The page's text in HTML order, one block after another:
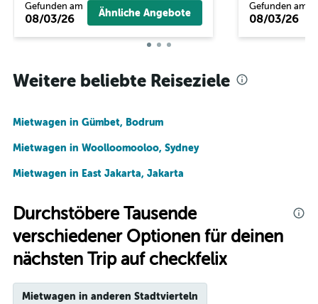
Gefunden am
08/03/26 Ähnliche Angebote
Gefunden am
08/03/26
Weitere beliebte Reiseziele
Mietwagen in Gümbet, Bodrum
Mietwagen in Woolloomooloo, Sydney
Mietwagen in East Jakarta, Jakarta
Durchstöbere Tausende
verschiedener Optionen für deinen
nächsten Trip auf checkfelix
Mietwagen in anderen Stadtvierteln